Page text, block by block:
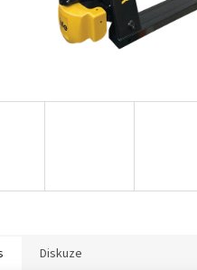
Diskuze